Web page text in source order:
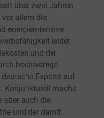
über zwei Jahren
vor allem die
energieintensive
leidet
und der
hochwertige
Exporte auf
Konjunkturell mache
aber auch die
und der damit